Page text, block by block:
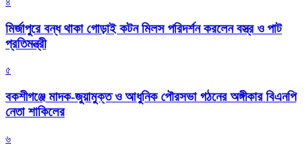
মির্জাপুরে বন্ধ থাকা গোড়াই কটন মিলস পরিদর্শন করলেন বস্ত্র ও পাট
প্রতিমন্ত্রী
৫
বকশীগঞ্জে মাদক-জুয়ামুক্ত ও আধুনিক পৌরসভা গঠনের অঙ্গীকার বিএনপি
নেতা শাকিলের
৬